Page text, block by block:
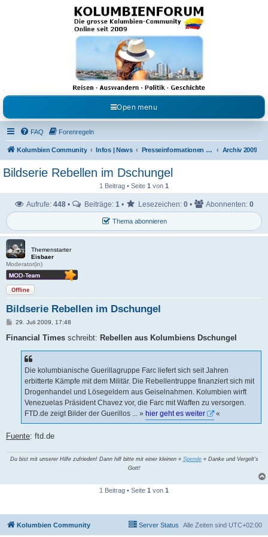
Kolumbienforum - Das
grosse Forum der
Freunde Kolumbiens
Reisen, Auswandern, Kultur, Politik, Geschichte und Visum in Kolumbien und Venezuela.
Austausch, Erfahrungen und Gemeinschaft im Kolumbienforum
Open menu
FAQ Forenregeln
Kolumbien Community Infos | News Presseinformationen & Neuigkeiten Archiv 2009
Bildserie Rebellen im Dschungel
1 Beitrag • Seite 1 von 1
Thema abonnieren
Aufrufe: 448 • Beiträge: 1 • Lesezeichen: 0 • Abonnenten: 0
Themenstarter
Eisbaer
Moderator(in)
Offline
Bildserie Rebellen im Dschungel
B
i
29. Juli 2009, 17:48
Financial Times schreibt: Rebellen aus Kolumbiens Dschungel
Die kolumbianische Guerillagruppe Farc liefert sich seit Jahren
erbitterte Kämpfe mit dem Militär. Die Rebellentruppe finanziert sich mit
Drogenhandel und Lösegeldern aus Geiselnahmen. Kolumbien wirft
Venezuelas Präsident Chavez vor, die Farc mit Waffen zu versorgen.
FTD.de zeigt Bilder der Guerillos ... » hier geht es weiter «
Fuente: ftd.de
Du bist mit unserer Hilfe zufrieden! Dann hilf bitte mit einer kleinen » Spende« Danke und Vergelt's
Gott!
1 Beitrag • Seite 1 von 1
Kolumbien Community Alle Zeiten sind UTC+02:00
Server Status